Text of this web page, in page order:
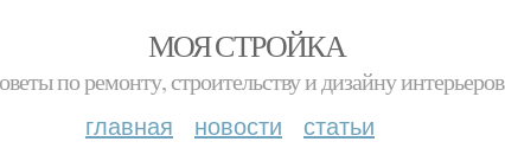
МОЯ СТРОЙКА
по ремонту, строительству и дизайну интерьеров
главная новости статьи